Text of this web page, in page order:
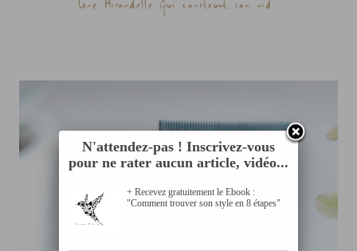
N'attendez-pas ! Inscrivez-vous
pour ne rater aucun article, vidéo...
+ Recevez gratuitement le Ebook :
"Comment trouver son style en 8 étapes"